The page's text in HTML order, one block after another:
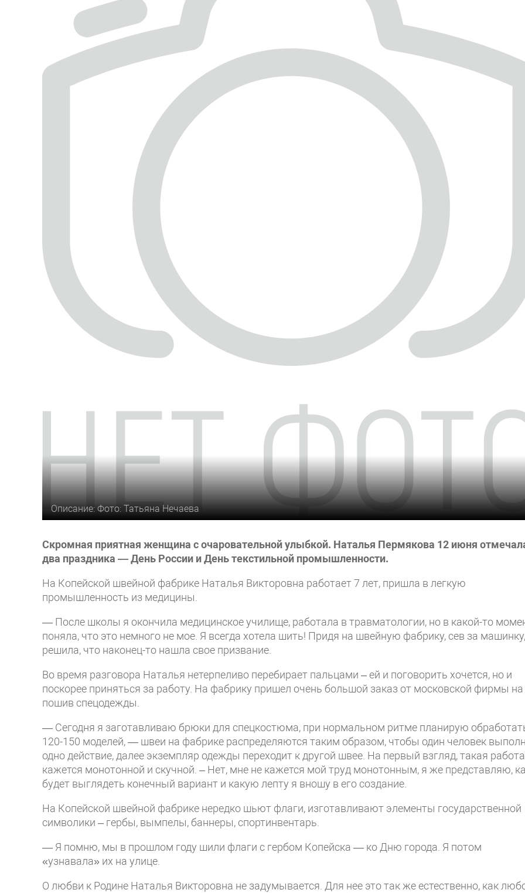
Описание: Фото: Татьяна Нечаева
Скромная приятная женщина с очаровательной улыбкой. Наталья Пермякова 12 июня
два праздника — День России и День текстильной промышленности.
На Копейской швейной фабрике Наталья Викторовна работает 7 лет, пришла в легкую
промышленность из медицины.
— После школы я окончила медицинское училище, работала в травматологии, но в какой-то
поняла, что это немного не мое. Я всегда хотела шить! Придя на швейную фабрику, сев за
решила, что наконец-то нашла свое призвание.
Во время разговора Наталья нетерпеливо перебирает пальцами – ей и поговорить хочется, но и
поскорее приняться за работу. На фабрику пришел очень большой заказ от московской фирмы на
пошив спецодежды.
— Сегодня я заготавливаю брюки для спецкостюма, при нормальном ритме планирую
120-150 моделей, — швеи на фабрике распределяются таким образом, чтобы один человек
одно действие, далее экземпляр одежды переходит к другой швее. На первый взгляд, такая работа
кажется монотонной и скучной. – Нет, мне не кажется мой труд монотонным, я же представляю,
будет выглядеть конечный вариант и какую лепту я вношу в его создание.
На Копейской швейной фабрике нередко шьют флаги, изготавливают элементы государственной
символики – гербы, вымпелы, баннеры, спортинвентарь.
— Я помню, мы в прошлом году шили флаги с гербом Копейска — ко Дню города. Я потом
«узнавала» их на улице.
О любви к Родине Наталья Викторовна не задумывается. Для нее это так же естественно, как